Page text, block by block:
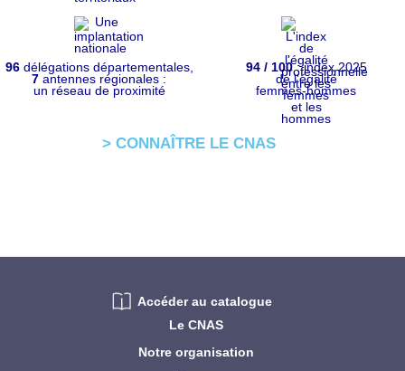
96délégations départementales,
7 antennes régionales :
un réseau de proximité
94 / 100: index 2025
de l'égalité
femmes-hommes
> CONNAÎTRE LE CNAS
Le CNAS
Notre organisation
Accéder au catalogue